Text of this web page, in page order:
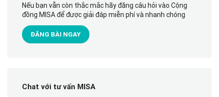
Nếu bạn vẫn còn thắc mắc hãy đăng câu hỏi vào Cộng
đồng MISA để được giải đáp miễn phí và nhanh chóng
ĐĂNG BÀI NGAY
Chat với tư vấn MISA